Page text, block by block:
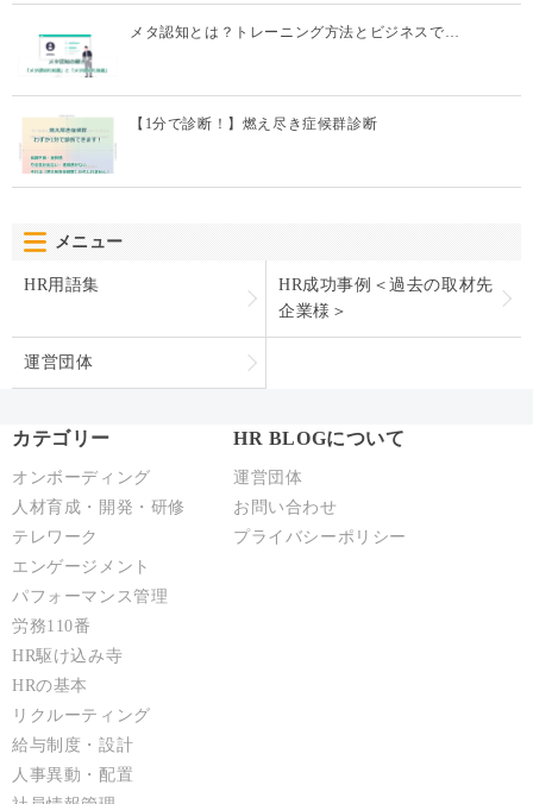
メタ認知とは？トレーニング方法とビジネスで…
【1分で診断！】燃え尽き症候群診断
メニュー
HR用語集
HR成功事例＜過去の取材先
企業様＞
運営団体
カテゴリー
オンボーディング
人材育成・開発・研修
テレワーク
エンゲージメント
パフォーマンス管理
労務110番
HR駆け込み寺
HRの基本
リクルーティング
給与制度・設計
人事異動・配置
HR BLOGについて
運営団体
お問い合わせ
プライバシーポリシー